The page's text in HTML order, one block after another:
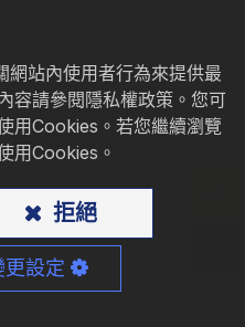
乾淨的工作表面，並
更平滑的過度。
站內使用者行為來提供最
容請參閱隱私權政策。您可
用Cookies。若您繼續瀏覽
用Cookies。
拒絕
更設定